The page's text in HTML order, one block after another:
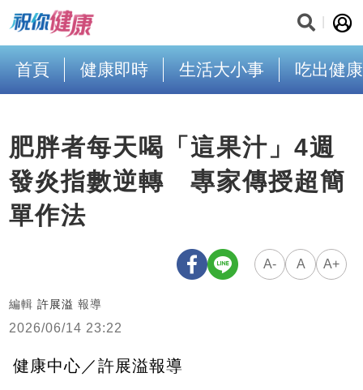
首頁 健康即時 生活大小事 吃出健康
肥胖者每天喝「這果汁」4週
發炎指數逆轉 專家傳授超簡
單作法
A- A A+
編輯 許展溢 報導
2026/06/14 23:22
健康中心／許展溢報導